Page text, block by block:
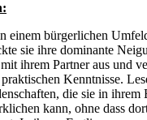
einem bürgerlichen
sie ihre dominante
ihrem Partner aus und
Kenntnisse.
die sie in ihrem
kann, ohne dass